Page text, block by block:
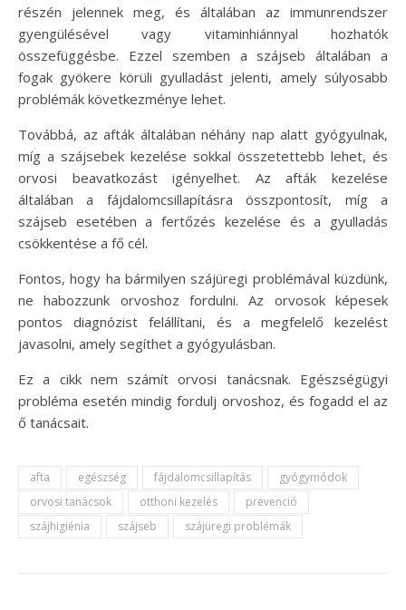
részén jelennek meg, és általában az immunrendszer
gyengülésével vagy vitaminhiánnyal hozhatók
összefüggésbe. Ezzel szemben a szájseb általában a
fogak gyökere körüli gyulladást jelenti, amely súlyosabb
problémák következménye lehet.
Továbbá, az afták általában néhány nap alatt gyógyulnak,
míg a szájsebek kezelése sokkal összetettebb lehet, és
orvosi beavatkozást igényelhet. Az afták kezelése
általában a fájdalomcsillapításra összpontosít, míg a
szájseb esetében a fertőzés kezelése és a gyulladás
csökkentése a fő cél.
Fontos, hogy ha bármilyen szájüregi problémával küzdünk,
ne habozzunk orvoshoz fordulni. Az orvosok képesek
pontos diagnózist felállítani, és a megfelelő kezelést
javasolni, amely segíthet a gyógyulásban.
Ez a cikk nem számít orvosi tanácsnak. Egészségügyi
probléma esetén mindig fordulj orvoshoz, és fogadd el az
ő tanácsait.
afta egészség fájdalomcsillapítás
gyógymódok
orvosi tanácsok
otthoni kezelés
prevenció
szájhigiénia
szájseb szájüregi problémák